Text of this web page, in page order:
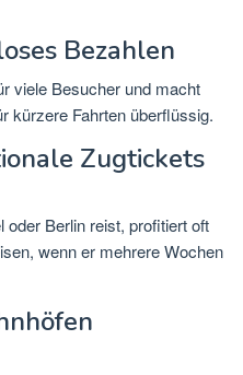
Bezahlen
viele Besucher und macht
kürzere Fahrten überflüssig.
Zugtickets
Berlin reist, profitiert oft
wenn er mehrere Wochen